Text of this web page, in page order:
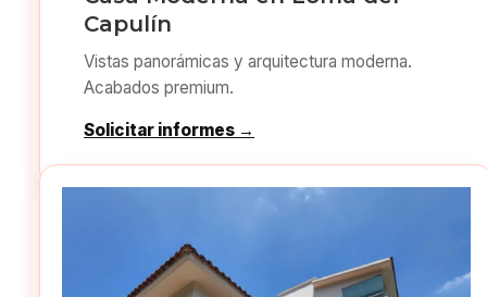
Capulín
Vistas panorámicas y arquitectura moderna.
Acabados premium.
Solicitar informes →